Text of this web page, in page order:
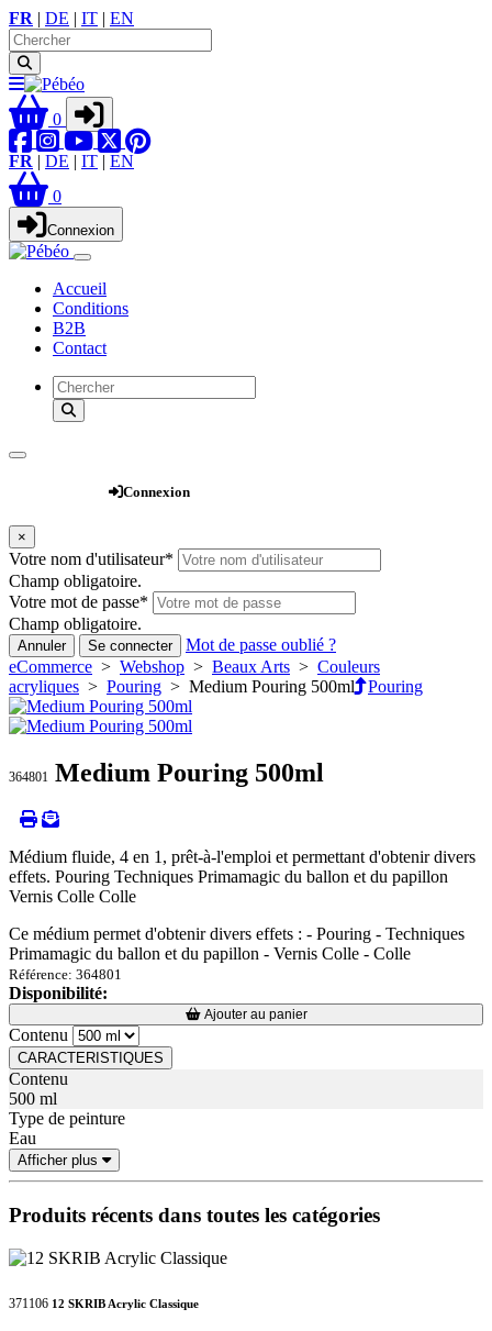
FR | DE | IT | EN
0
FR | DE | IT | EN
0
Connexion
Accueil
Conditions
B2B
Contact
Connexion
×
Votre nom d'utilisateur*
Champ obligatoire.
Votre mot de passe*
Champ obligatoire.
Annuler Se connecter
Mot de passe oublié ?
eCommerce > Webshop > Beaux Arts > Couleurs
acryliques > Pouring > Medium Pouring 500ml Pouring
364801 Medium Pouring 500ml
Médium fluide, 4 en 1, prêt-à-l'emploi et permettant d'obtenir divers
effets. Pouring Techniques Primamagic du ballon et du papillon
Vernis Colle Colle
Ce médium permet d'obtenir divers effets : - Pouring - Techniques
Primamagic du ballon et du papillon - Vernis Colle - Colle
Référence: 364801
Disponibilité:
Loading...
Loading... Ajouter au panier
Contenu
CARACTERISTIQUES
Contenu
500 ml
Type de peinture
Eau
Afficher plus
Produits récents dans toutes les catégories
371106 12 SKRIB Acrylic Classique